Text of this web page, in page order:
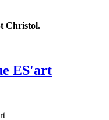
Christol.
ES'art